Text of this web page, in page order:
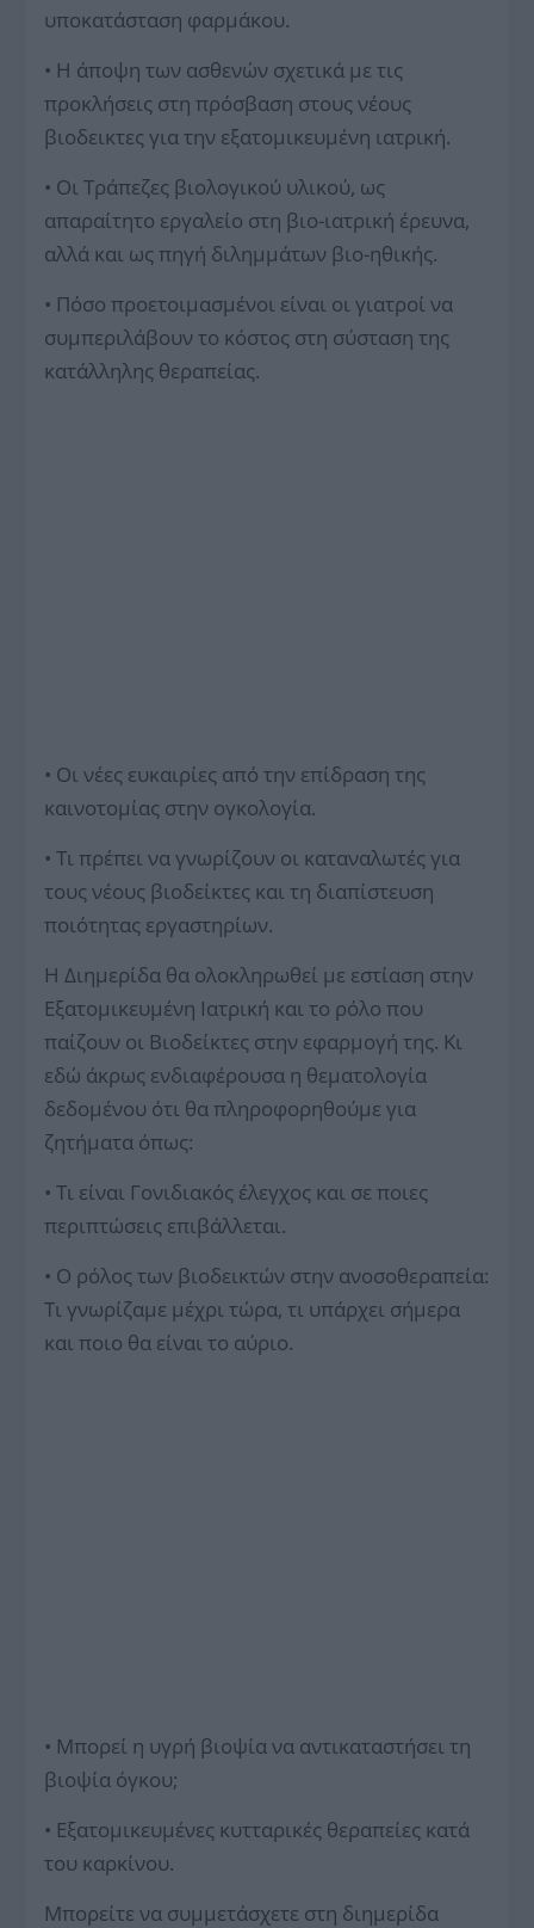
υποκατάσταση φαρμάκου.
• Η άποψη των ασθενών σχετικά με τις
προκλήσεις στη πρόσβαση στους νέους
βιοδεικτες για την εξατομικευμένη ιατρική.
• Οι Τράπεζες βιολογικού υλικού, ως
απαραίτητο εργαλείο στη βιο-ιατρική έρευνα,
αλλά και ως πηγή διλημμάτων βιο-ηθικής.
• Πόσο προετοιμασμένοι είναι οι γιατροί να
συμπεριλάβουν το κόστος στη σύσταση της
κατάλληλης θεραπείας.
• Οι νέες ευκαιρίες από την επίδραση της
καινοτομίας στην ογκολογία.
• Τι πρέπει να γνωρίζουν οι καταναλωτές για
τους νέους βιοδείκτες και τη διαπίστευση
ποιότητας εργαστηρίων.
Η Διημερίδα θα ολοκληρωθεί με εστίαση στην
Εξατομικευμένη Ιατρική και το ρόλο που
παίζουν οι Βιοδείκτες στην εφαρμογή της. Κι
εδώ άκρως ενδιαφέρουσα η θεματολογία
δεδομένου ότι θα πληροφορηθούμε για
ζητήματα όπως:
• Τι είναι Γονιδιακός έλεγχος και σε ποιες
περιπτώσεις επιβάλλεται.
• Ο ρόλος των βιοδεικτών στην ανοσοθεραπεία:
Τι γνωρίζαμε μέχρι τώρα, τι υπάρχει σήμερα
και ποιο θα είναι το αύριο.
• Μπορεί η υγρή βιοψία να αντικαταστήσει τη
βιοψία όγκου;
• Εξατομικευμένες κυτταρικές θεραπείες κατά
του καρκίνου.
Μπορείτε να συμμετάσχετε στη διημερίδα